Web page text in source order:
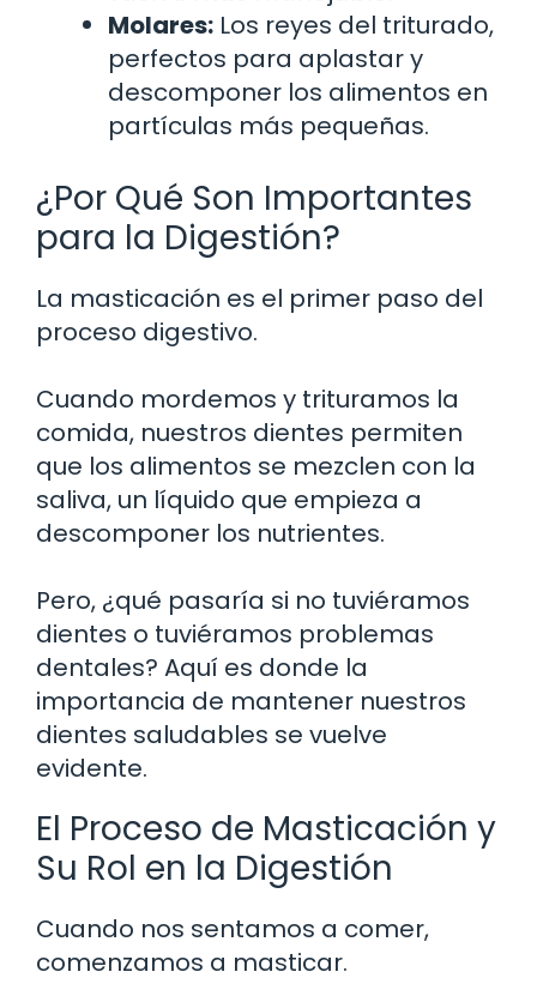
Molares: Los reyes del triturado,
perfectos para aplastar y
descomponer los alimentos en
partículas más pequeñas.
¿Por Qué Son Importantes
para la Digestión?
La masticación es el primer paso del
proceso digestivo.
Cuando mordemos y trituramos la
comida, nuestros dientes permiten
que los alimentos se mezclen con la
saliva, un líquido que empieza a
descomponer los nutrientes.
Pero, ¿qué pasaría si no tuviéramos
dientes o tuviéramos problemas
dentales? Aquí es donde la
importancia de mantener nuestros
dientes saludables se vuelve
evidente.
El Proceso de Masticación y
Su Rol en la Digestión
Cuando nos sentamos a comer,
comenzamos a masticar.